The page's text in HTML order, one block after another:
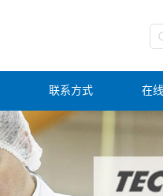
联系方式 在